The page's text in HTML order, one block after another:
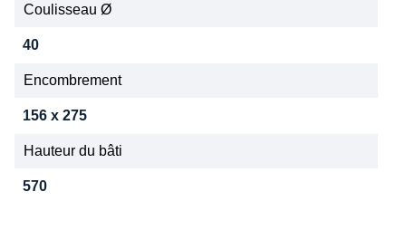
Coulisseau Ø
40
Encombrement
156 x 275
Hauteur du bâti
570